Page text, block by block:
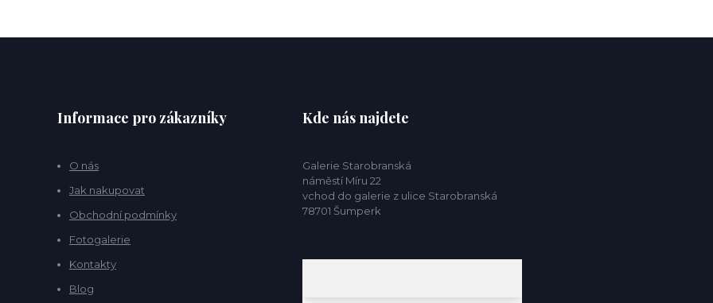
Informace pro zákazníky
O nás
Jak nakupovat
Obchodní podmínky
Fotogalerie
Kontakty
Blog
Kde nás najdete
Galerie Starobranská
náměstí Míru 22
vchod do galerie z ulice Starobranská
78701 Šumperk